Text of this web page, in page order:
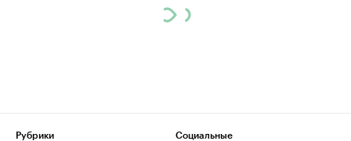
Рубрики
Социальные